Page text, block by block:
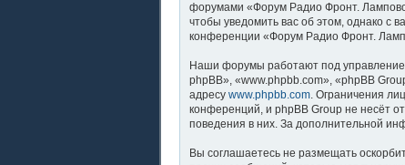
форумами «Форум Радио Фронт.
чтобы уведомить вас об этом, однако с
конференции «Форум Радио Фронт.
Наши форумы работают под
phpBB», «www.phpbb.com», «phpBB
адресу www.phpbb.com. Ограничения
конференций, и phpBB Group не несёт
поведения в них. За дополнительной
Вы соглашаетесь не размещать